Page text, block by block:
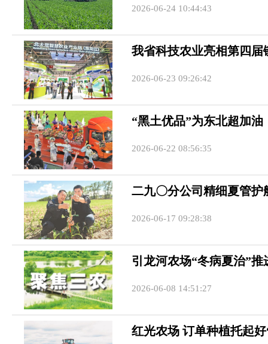
2026-06-24 10:44:43
我省科技农业亮相第四届
2026-06-23 09:26:42
“黑土优品”为东北超加油
2026-06-22 08:56:35
二九〇分公司精细夏管护
2026-06-17 09:28:38
引龙河农场“冬病夏治”
2026-06-08 14:51:27
红光农场 订单种植托起